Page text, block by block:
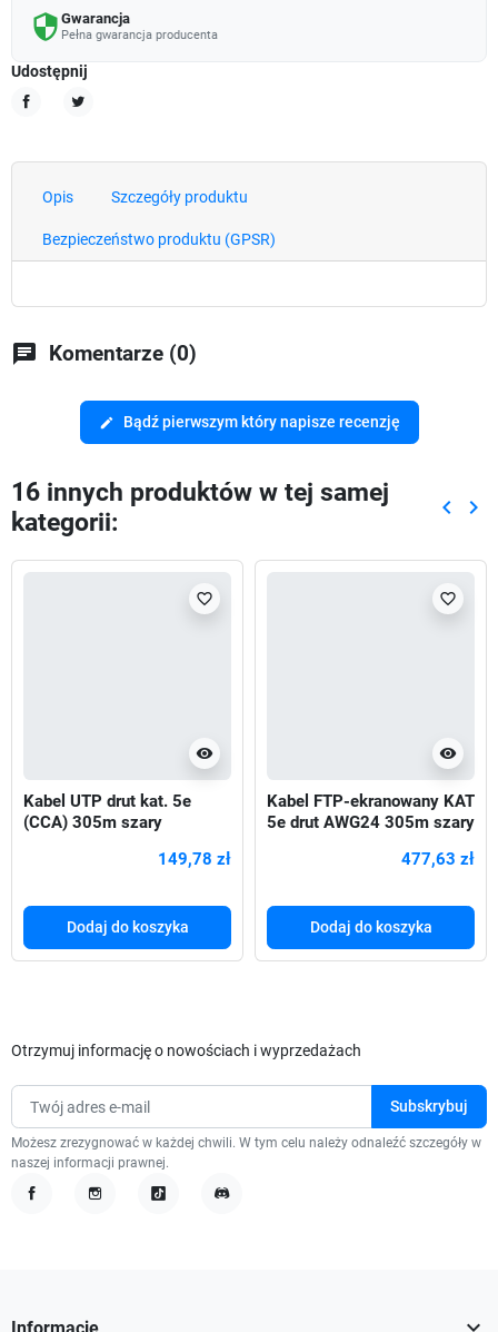
security Gwarancja
Pełna gwarancja producenta
Udostępnij
Opis Szczegóły produktu
Bezpieczeństwo produktu (GPSR)
chat Komentarze (0)
edit Bądź pierwszym który napisze recenzję
16 innych produktów w tej samej
kategorii:
keyboard_arrow_left keyboard_arrow_right
visibility
favorite_border
Kabel UTP drut kat. 5e
(CCA) 305m szary
149,78 zł
Dodaj do koszyka
visibility
favorite_border
Kabel FTP-ekranowany KAT
5e drut AWG24 305m szary
477,63 zł
Dodaj do koszyka
Otrzymuj informację o nowościach i wyprzedażach
Możesz zrezygnować w każdej chwili. W tym celu należy odnaleźć szczegóły w
naszej informacji prawnej.